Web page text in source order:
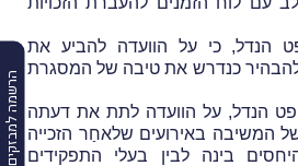
הרשמה למבזקים
הנדל, כי על הוועדה להביע את
כנדרש את טיבה של המסגרת
הנדל, על הוועדה לתת את דעתה
המשיבה באירועים שלאחַר הזכייה
בינה לבין בעלי התפקידים